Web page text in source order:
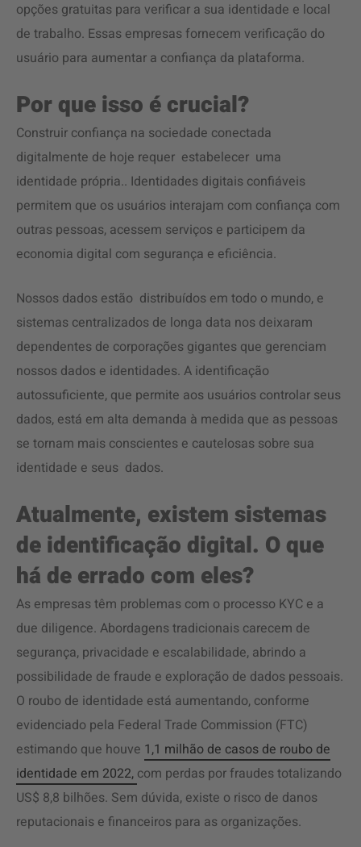
opções gratuitas para verificar a sua identidade e local
de trabalho. Essas empresas fornecem verificação do
usuário para aumentar a confiança da plataforma.
Por que isso é crucial?
Construir confiança na sociedade conectada
digitalmente de hoje requer estabelecer uma
identidade própria.. Identidades digitais confiáveis
permitem que os usuários interajam com confiança com
outras pessoas, acessem serviços e participem da
economia digital com segurança e eficiência.
Nossos dados estão distribuídos em todo o mundo, e
sistemas centralizados de longa data nos deixaram
dependentes de corporações gigantes que gerenciam
nossos dados e identidades. A identificação
autossuficiente, que permite aos usuários controlar seus
dados, está em alta demanda à medida que as pessoas
se tornam mais conscientes e cautelosas sobre sua
identidade e seus dados.
Atualmente, existem sistemas
de identificação digital. O que
há de errado com eles?
As empresas têm problemas com o processo KYC e a
due diligence. Abordagens tradicionais carecem de
segurança, privacidade e escalabilidade, abrindo a
possibilidade de fraude e exploração de dados pessoais.
O roubo de identidade está aumentando, conforme
evidenciado pela Federal Trade Commission (FTC)
estimando que houve 1,1 milhão de casos de roubo de
identidade em 2022, com perdas por fraudes totalizando
US$ 8,8 bilhões. Sem dúvida, existe o risco de danos
reputacionais e financeiros para as organizações.